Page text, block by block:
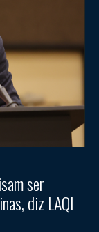
ser
diz LAQI